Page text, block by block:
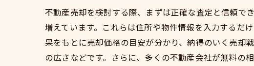
不動産売却を検討する際、まずは正確な査定と信頼で
増えています。これらは住所や物件情報を入力するだ
果をもとに売却価格の目安が分かり、納得のいく売却
の広さなどです。さらに、多くの不動産会社が無料の